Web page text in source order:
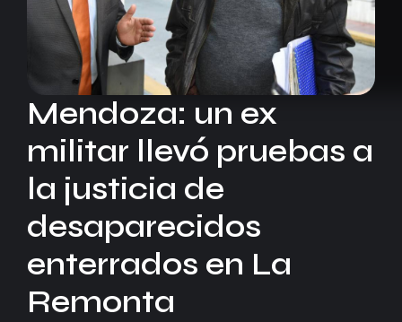
Mendoza: un ex
militar llevó pruebas a
la justicia de
desaparecidos
enterrados en La
Remonta